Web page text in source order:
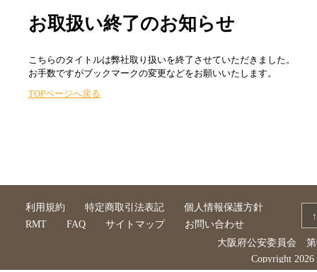
お取扱い終了のお知らせ
こちらのタイトルは弊社取り扱いを終了させていただきました。
お手数ですがブックマークの変更などをお願いいたします。
TOPページへ戻る
利用規約 特定商取引法表記
個人情報保護方針
RMT
FAQ サイトマップ お問い合わせ
大阪府公安委員会 第
Copyright